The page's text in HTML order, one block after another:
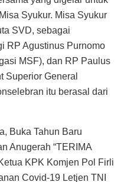
Syukur. Misa Syukur
SVD, sebagai
RP Agustinus Purnomo
MSF), dan RP Paulus
Superior General
itu berasal dari
Buka Tahun Baru
Anugerah “TERIMA
KPK Komjen Pol Firli
Covid-19 Letjen TNI